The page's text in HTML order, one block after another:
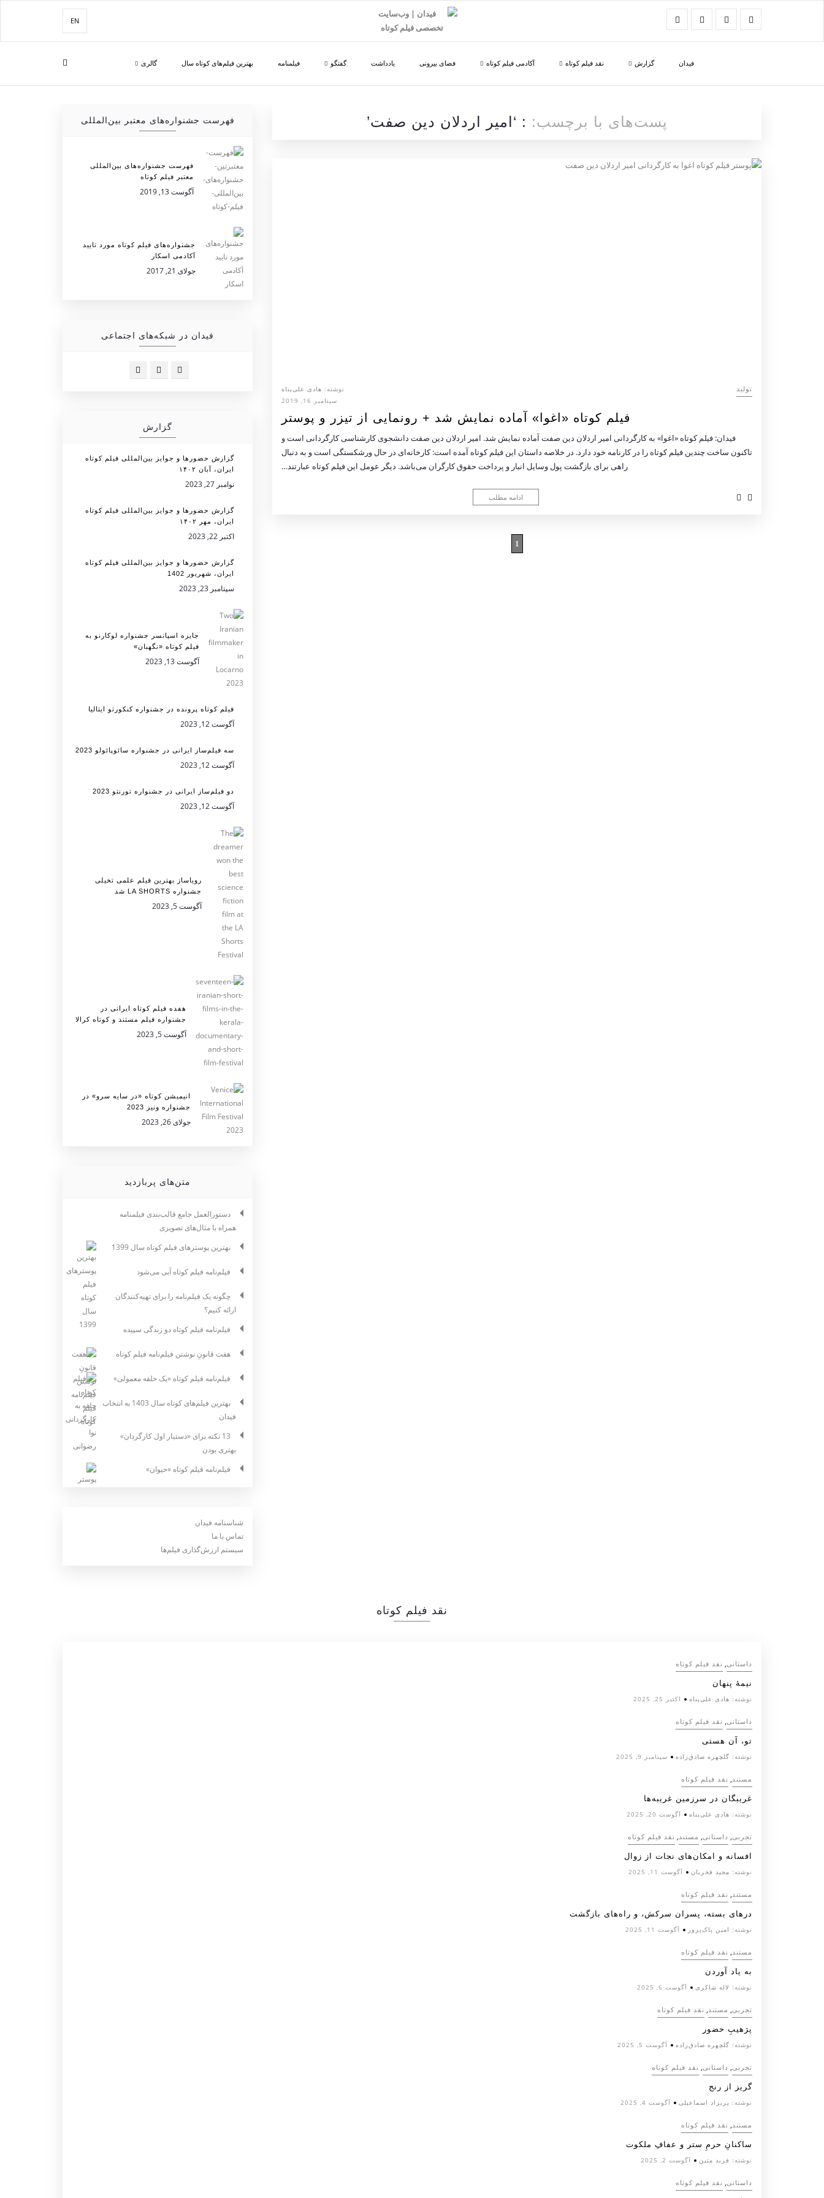
EN
فیدان گزارش نقد فیلم کوتاه آکادمی فیلم کوتاه فضای بیرونی یادداشت گفتگو فیلمنامه بهترین فیلم‌های کوتاه سال گالری
پست‌های با برچسب: : ‘امیر اردلان دین صفت’
تولید نوشته: هادی علی‌پناه
سپتامبر 16, 2019
فیلم کوتاه «اغوا» آماده نمایش شد + رونمایی از تیزر و پوستر
فیدان: فیلم کوتاه «اغوا» به کارگردانی امیر اردلان دین صفت آماده نمایش شد. امیر اردلان دین صفت دانشجوی کارشناسی کارگردانی است و
تاکنون ساخت چندین فیلم کوتاه را در کارنامه خود دارد. در خلاصه داستان این فیلم کوتاه آمده است: کارخانه‌ای در حال ورشکستگی است و به دنبال
راهی برای بازگشت پول وسایل انبار و پرداخت حقوق کارگران می‌باشد. دیگر عومل این فیلم کوتاه عبارتند…
ادامه مطلب
1
فهرست جشنواره‌های معتبر بین‌المللی
فهرست جشنواره‌های بین‌المللی
معتبر فیلم کوتاه
آگوست 13, 2019
جشنواره‌های فیلم کوتاه مورد تایید
آکادمی اسکار
جولای 21, 2017
فیدان در شبکه‌های اجتماعی
گزارش
گزارش حضورها و جوایز بین‌المللی فیلم کوتاه
ایران، آبان ۱۴۰۲
نوامبر 27, 2023
گزارش حضورها و جوایز بین‌المللی فیلم کوتاه
ایران، مهر ۱۴۰۲
اکتبر 22, 2023
گزارش حضورها و جوایز بین‌المللی فیلم کوتاه
ایران، شهریور 1402
سپتامبر 23, 2023
جایزه اسپانسر جشنواره لوکارنو به
فیلم کوتاه «نگهبان»
آگوست 13, 2023
فیلم کوتاه پرونده در جشنواره کنکورتو ایتالیا
آگوست 12, 2023
سه فیلم‌ساز ایرانی در جشنواره سائوپائولو 2023
آگوست 12, 2023
دو فیلم‌ساز ایرانی در جشنواره تورنتو 2023
آگوست 12, 2023
رویاساز بهترین فیلم علمی تخیلی
جشنواره LA SHORTS شد
آگوست 5, 2023
هفده فیلم کوتاه ایرانی در
جشنواره فیلم مستند و کوتاه کرالا
آگوست 5, 2023
انیمیشن کوتاه «در سایه سرو» در
جشنواره ونیز 2023
جولای 26, 2023
متن‌های پربازدید
دستورالعمل جامع قالب‌بندی فیلمنامه
همراه با مثال‌های تصویری
بهترین پوسترهای فیلم کوتاه سال 1399
فیلم‌نامه فیلم کوتاه آبی می‌شود
چگونه یک فیلم‌نامه را برای تهیه‌کنندگان
ارائه کنیم؟
فیلم‌نامه فیلم کوتاه دو زندگی سپیده
هفت قانونِ نوشتن فیلم‌نامه فیلم کوتاه
فیلم‌نامه فیلم کوتاه «یک حلقه معمولی»
بهترین فیلم‌های کوتاه سال 1403 به انتخاب
فیدان
13 نکته برای «دستیار اول کارگردان»
بهتری بودن
فیلم‌نامه فیلم کوتاه «حیوان»
شناسنامه فیدان
تماس با ما
سیستم ارزش‌گذاری فیلم‌ها
نقد فیلم کوتاه
داستانی, نقد فیلم کوتاه
نیمۀ پنهان
نوشته: هادی علی‌پناه اکتبر 25, 2025
داستانی, نقد فیلم کوتاه
تو، آن هستی
نوشته: گلچهره صادق‌زاده سپتامبر 9, 2025
مستند, نقد فیلم کوتاه
غریبگان در سرزمین غریبه‌ها
نوشته: هادی علی‌پناه آگوست 20, 2025
تجربی, داستانی, مستند, نقد فیلم کوتاه
افسانه‌ و امکان‌های نجات از زوال
نوشته: مجید فخریان آگوست 11, 2025
مستند, نقد فیلم کوتاه
درهای بسته، پسران سرکش، و راه‌های بازگشت
نوشته: امین پاک‌پرور آگوست 11, 2025
مستند, نقد فیلم کوتاه
به یاد آوردن
نوشته: لاله شاکری آگوست 6, 2025
تجربی, مستند, نقد فیلم کوتاه
پرَهیب‌ِ حضور
نوشته: گلچهره صادق‌زاده آگوست 5, 2025
تجربی, داستانی, نقد فیلم کوتاه
گریز از رنج
نوشته: پریزاد اسماعیلی آگوست 4, 2025
مستند, نقد فیلم کوتاه
ساکنانِ حرمِ ستر و عفافِ ملکوت
نوشته: فرید متین آگوست 2, 2025
داستانی, نقد فیلم کوتاه